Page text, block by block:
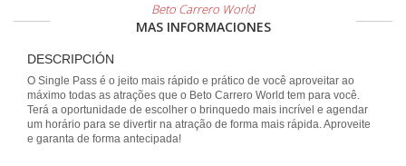
Beto Carrero World
MAS INFORMACIONES
DESCRIPCIÓN
O Single Pass é o jeito mais rápido e prático de você aproveitar ao
máximo todas as atrações que o Beto Carrero World tem para você.
Terá a oportunidade de escolher o brinquedo mais incrível e agendar
um horário para se divertir na atração de forma mais rápida. Aproveite
e garanta de forma antecipada!